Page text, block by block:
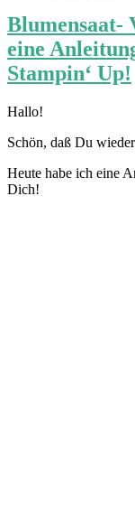
Blumensaat-
eine
Stampin‘ Up!
Hallo!
Schön, daß Du
Heute habe ich eine
Dich!